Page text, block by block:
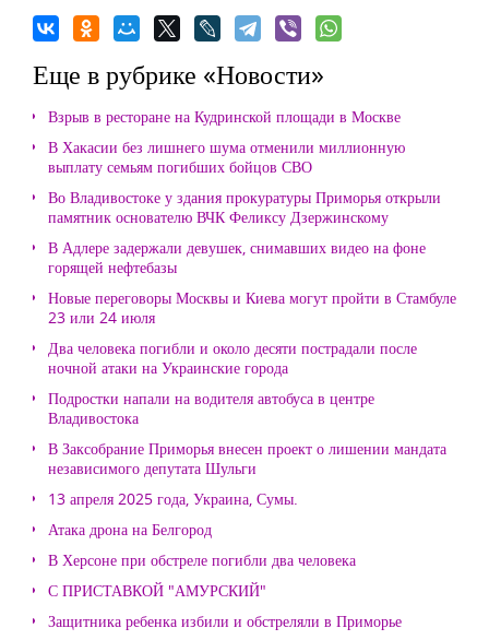
Еще в рубрике «Новости»
Взрыв в ресторане на Кудринской площади в Москве
В Хакасии без лишнего шума отменили миллионную
выплату семьям погибших бойцов СВО
Во Владивостоке у здания прокуратуры Приморья открыли
памятник основателю ВЧК Феликсу Дзержинскому
В Адлере задержали девушек, снимавших видео на фоне
горящей нефтебазы
Новые переговоры Москвы и Киева могут пройти в Стамбуле
23 или 24 июля
Два человека погибли и около десяти пострадали после
ночной атаки на Украинские города
Подростки напали на водителя автобуса в центре
Владивостока
В Заксобрание Приморья внесен проект о лишении мандата
независимого депутата Шульги
13 апреля 2025 года, Украина, Сумы.
Атака дрона на Белгород
В Херсоне при обстреле погибли два человека
С ПРИСТАВКОЙ "АМУРСКИЙ"
Защитника ребенка избили и обстреляли в Приморье